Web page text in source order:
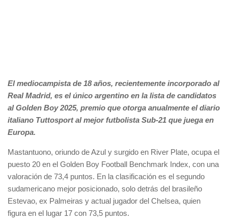
El mediocampista de 18 años, recientemente incorporado al
Real Madrid, es el único argentino en la lista de candidatos
al Golden Boy 2025, premio que otorga anualmente el diario
italiano Tuttosport al mejor futbolista Sub-21 que juega en
Europa.
Mastantuono, oriundo de Azul y surgido en River Plate, ocupa el
puesto 20 en el Golden Boy Football Benchmark Index, con una
valoración de 73,4 puntos. En la clasificación es el segundo
sudamericano mejor posicionado, solo detrás del brasileño
Estevao, ex Palmeiras y actual jugador del Chelsea, quien
figura en el lugar 17 con 73,5 puntos.